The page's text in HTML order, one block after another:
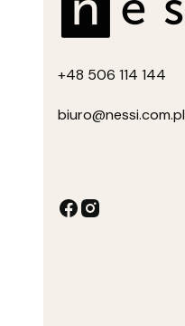
+48 506 114 144
biuro@nessi.com.pl